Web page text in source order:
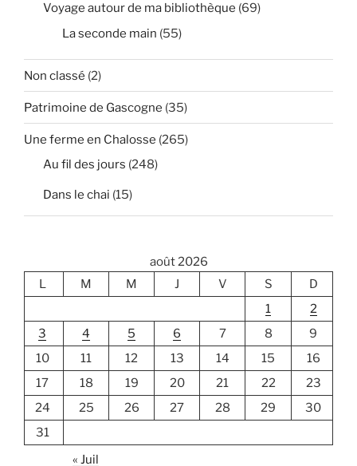
Voyage autour de ma bibliothèque (69)
La seconde main (55)
Non classé (2)
Patrimoine de Gascogne (35)
Une ferme en Chalosse (265)
Au fil des jours (248)
Dans le chai (15)
août 2026
L
M M J V S
D
1
2
3
4 5 6 7 8
9
10
11 12 13 14 15
16
17
18 19 20 21 22
23
24
25 26 27 28 29
30
31
« Juil